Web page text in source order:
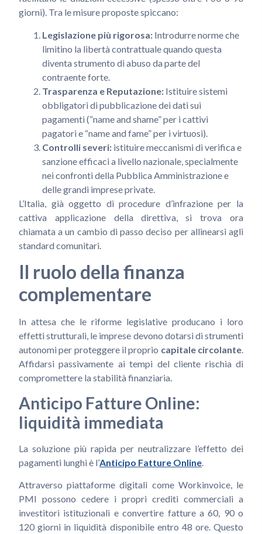
giorni). Tra le misure proposte spiccano:
Legislazione più rigorosa: Introdurre norme che
limitino la libertà contrattuale quando questa
diventa strumento di abuso da parte del
contraente forte.
Trasparenza e Reputazione: Istituire sistemi
obbligatori di pubblicazione dei dati sui
pagamenti (“name and shame” per i cattivi
pagatori e “name and fame” per i virtuosi).
Controlli severi: istituire meccanismi di verifica e
sanzione efficaci a livello nazionale, specialmente
nei confronti della Pubblica Amministrazione e
delle grandi imprese private.
L’Italia, già oggetto di procedure d’infrazione per la
cattiva applicazione della direttiva, si trova ora
chiamata a un cambio di passo deciso per allinearsi agli
standard comunitari.
Il ruolo della finanza
complementare
In attesa che le riforme legislative producano i loro
effetti strutturali, le imprese devono dotarsi di strumenti
autonomi per proteggere il proprio capitale circolante.
Affidarsi passivamente ai tempi del cliente rischia di
compromettere la stabilità finanziaria.
Anticipo Fatture Online:
liquidità immediata
La soluzione più rapida per neutralizzare l’effetto dei
pagamenti lunghi è l’Anticipo Fatture Online
Attraverso piattaforme digitali come Workinvoice, le
PMI possono cedere i propri crediti commerciali a
investitori istituzionali e convertire fatture a 60, 90 o
120 giorni in liquidità disponibile entro 48 ore. Questo